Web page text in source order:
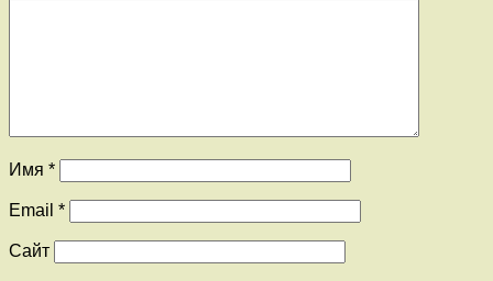
Имя *
Email *
Сайт